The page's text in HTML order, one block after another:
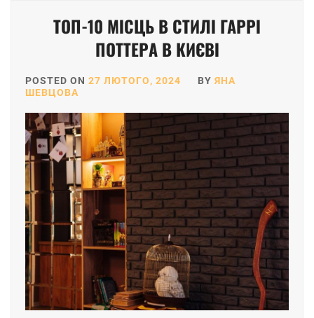
ТОП-10 МІСЦЬ В СТИЛІ ГАРРІ
ПОТТЕРА В КИЄВІ
POSTED ON 27 ЛЮТОГО, 2024 BY ЯНА
ШЕВЦОВА